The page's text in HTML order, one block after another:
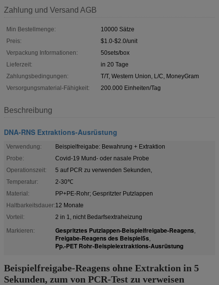
Zahlung und Versand AGB
Min Bestellmenge:
10000 Sätze
Preis:
$1.0-$2.0/unit
Verpackung Informationen:
50sets/box
Lieferzeit:
in 20 Tage
Zahlungsbedingungen:
T/T, Western Union, L/C, MoneyGram
Versorgungsmaterial-Fähigkeit:
200.000 Einheiten/Tag
Beschreibung
DNA-RNS Extraktions-Ausrüstung
Verwendung:
Beispielfreigabe: Bewahrung + Extraktion
Probe:
Covid-19 Mund- oder nasale Probe
Operationszeit:
5 auf PCR zu verwenden Sekunden,
Temperatur:
2-30℃
Material:
PP+PE-Rohr; Gespritzter Putzlappen
Haltbarkeitsdauer:12 Monate
Vorteil:
2 in 1, nicht Bedarfsextraheizung
Markieren:
Gespritztes Putzlappen-Beispielfreigabe-Reagens,
Freigabe-Reagens des Beispiel5s,
Pp.-PET Rohr-Beispielextraktions-Ausrüstung
Beispielfreigabe-Reagens ohne Extraktion in 5
Sekunden, zum von PCR-Test zu verweisen